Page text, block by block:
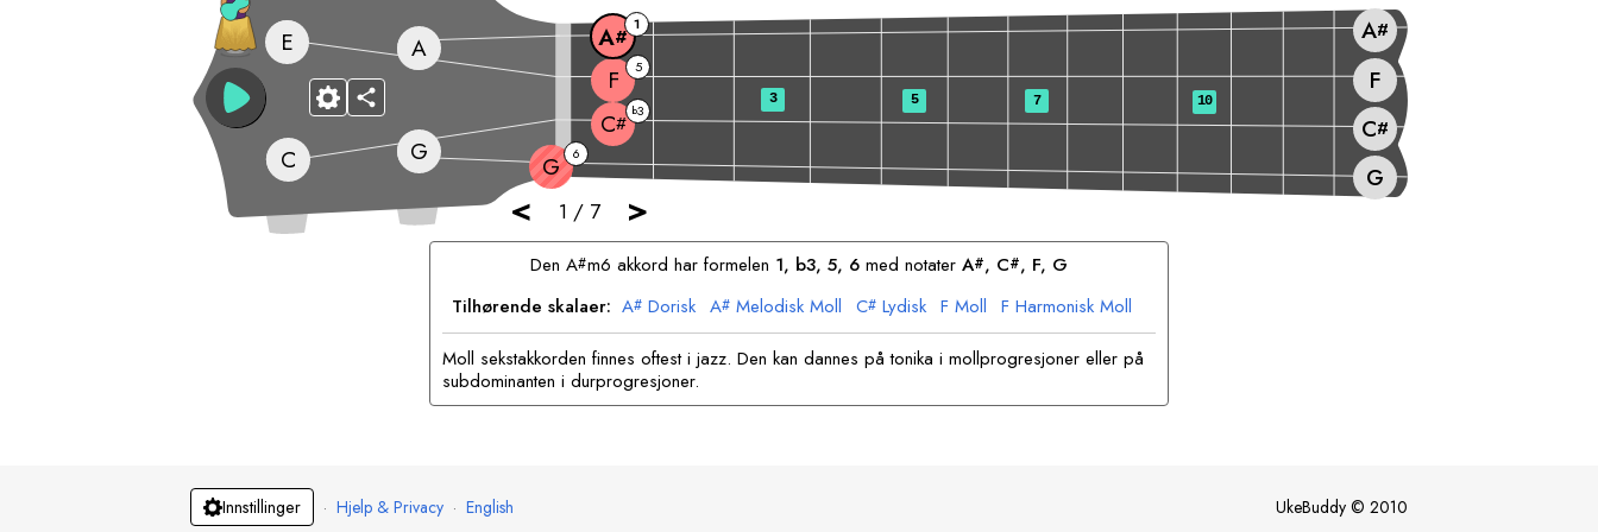
< 1 / 7 >
G G 6
G
C
C#
b3
C#
E
F
5 F
A A# 1 A#
3 5 7 10
Den A#m6 akkord har formelen 1, b3, 5, 6 med notaterA#, C#, F, G
Tilhørende skalaer: A# Dorisk A# Melodisk Moll C# Lydisk F Moll F Harmonisk Moll
G Locrian G Blues
Moll sekstakkorden finnes oftest i jazz. Den kan dannes på tonika i mollprogresjoner eller på
subdominanten i durprogresjoner.
Innstillinger · Hjelp & Privacy · English UkeBuddy © 2010